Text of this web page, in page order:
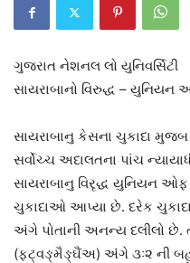
ગુજરાત નેશનલ લો યુનિવર્સિટી
સાયરાબાનો વિરુદ્ધ –
સાયરાબાનુ કેસના ચુકાદા
સર્વોચ્ચ અદાલતના પાંચ
સાયરાબાનુ વિરૃદ્ધ યુનિયન
ચુકાદાઓ આપ્યા છે. દરેક
અંગે પોતાની અનન્ય દલીલો છે.
(ફટ્વઙ્મૈઙ્ઘૈંઅ) અંંગે ૩ઃ૨ ની